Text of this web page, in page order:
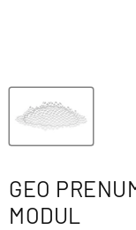
GEO
MODUL